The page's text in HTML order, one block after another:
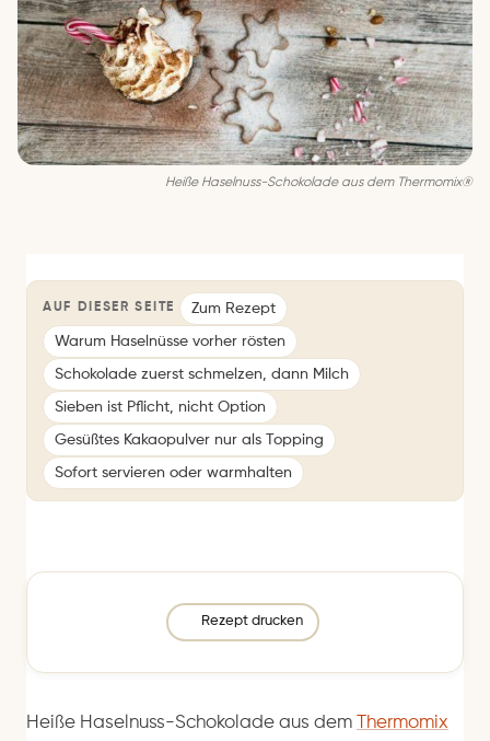
Heiße Haselnuss-Schokolade aus dem Thermomix®
AUF DIESER SEITE Zum Rezept
Warum Haselnüsse vorher rösten
Schokolade zuerst schmelzen, dann Milch
Sieben ist Pflicht, nicht Option
Gesüßtes Kakaopulver nur als Topping
Sofort servieren oder warmhalten
Rezept drucken
Heiße Haselnuss-Schokolade aus dem
Thermomix